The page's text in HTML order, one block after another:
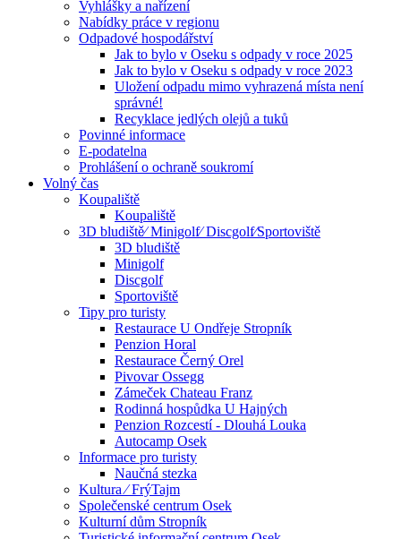
Vyhlášky a nařízení
Nabídky práce v regionu
Odpadové hospodářství
Jak to bylo v Oseku s odpady v roce 2025
Jak to bylo v Oseku s odpady v roce 2023
Uložení odpadu mimo vyhrazená místa není
správné!
Recyklace jedlých olejů a tuků
Povinné informace
E-podatelna
Prohlášení o ochraně soukromí
Volný čas
Koupaliště
Koupaliště
3D bludiště⁄ Minigolf⁄ Discgolf⁄Sportoviště
3D bludiště
Minigolf
Discgolf
Sportoviště
Tipy pro turisty
Restaurace U Ondřeje Stropník
Penzion Horal
Restaurace Černý Orel
Pivovar Ossegg
Zámeček Chateau Franz
Rodinná hospůdka U Hajných
Penzion Rozcestí - Dlouhá Louka
Autocamp Osek
Informace pro turisty
Naučná stezka
Kultura ⁄ FrýTajm
Společenské centrum Osek
Kulturní dům Stropník